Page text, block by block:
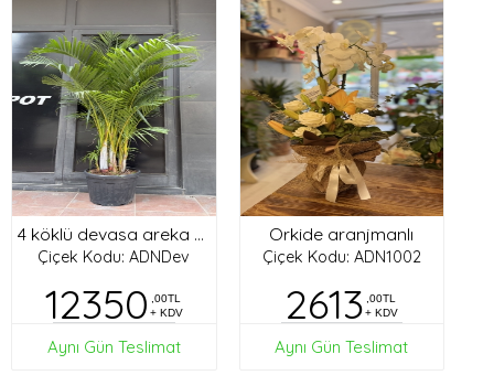
4 köklü devasa areka palmiyesi
Çiçek Kodu: ADNDev
12350
,00TL
+ KDV
Aynı Gün Teslimat
Orkide aranjmanlı
Çiçek Kodu: ADN1002
2613 ,00TL
+ KDV
Aynı Gün Teslimat